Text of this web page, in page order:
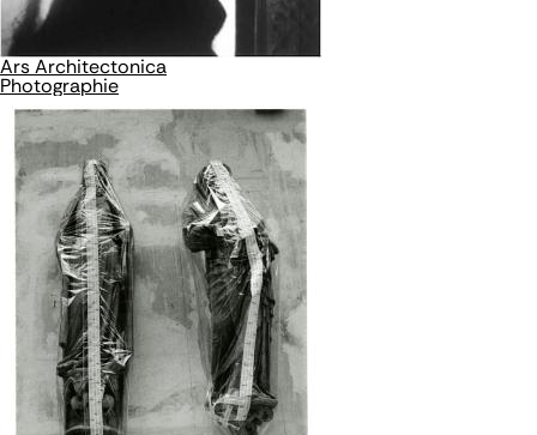
Ars Architectonica
Photographie